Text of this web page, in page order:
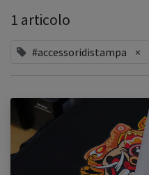
1 articolo
#accessoridistampa ×